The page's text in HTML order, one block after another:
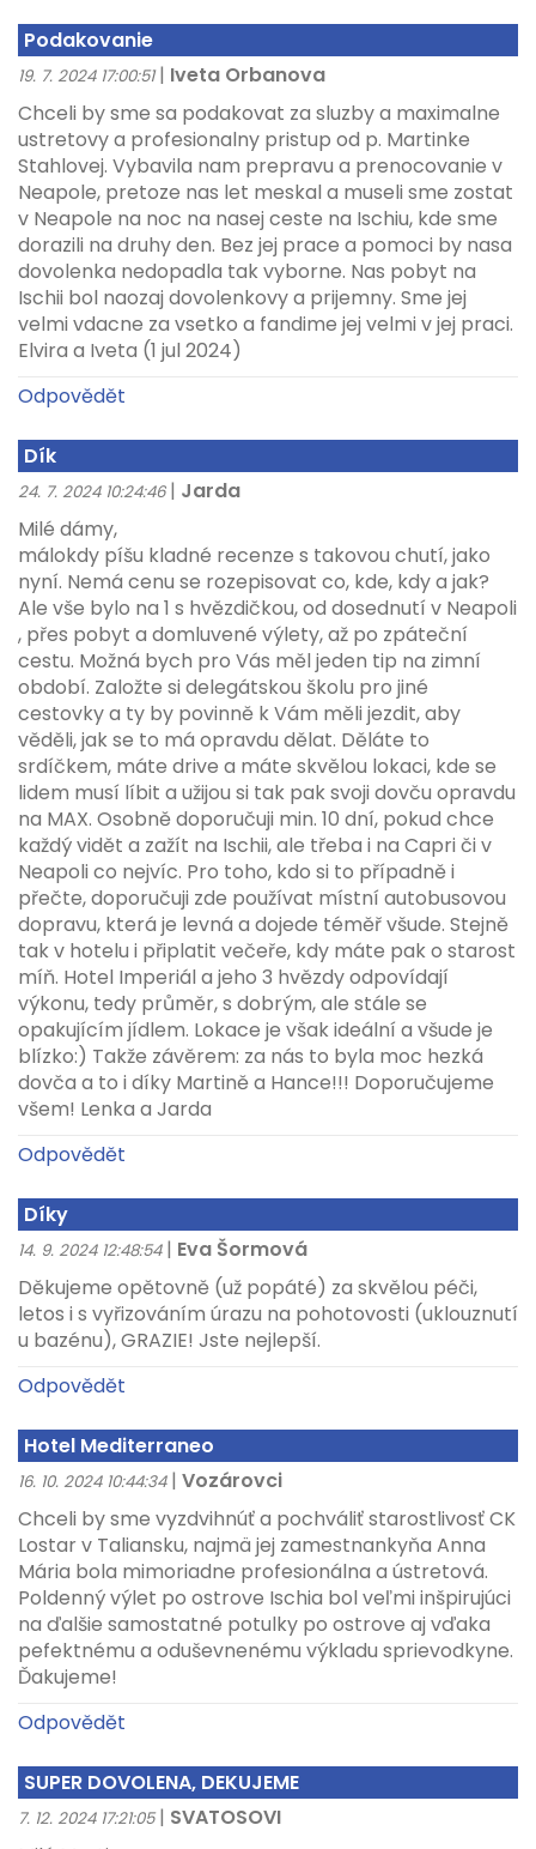
Podakovanie
19. 7. 2024 17:00:51 | Iveta Orbanova
Chceli by sme sa podakovat za sluzby a maximalne
ustretovy a profesionalny pristup od p. Martinke
Stahlovej. Vybavila nam prepravu a prenocovanie v
Neapole, pretoze nas let meskal a museli sme zostat
v Neapole na noc na nasej ceste na Ischiu, kde sme
dorazili na druhy den. Bez jej prace a pomoci by nasa
dovolenka nedopadla tak vyborne. Nas pobyt na
Ischii bol naozaj dovolenkovy a prijemny. Sme jej
velmi vdacne za vsetko a fandime jej velmi v jej praci.
Elvira a Iveta (1 jul 2024)
Odpovědět
Dík
24. 7. 2024 10:24:46 | Jarda
Milé dámy,
málokdy píšu kladné recenze s takovou chutí, jako
nyní. Nemá cenu se rozepisovat co, kde, kdy a jak?
Ale vše bylo na 1 s hvězdičkou, od dosednutí v Neapoli
, přes pobyt a domluvené výlety, až po zpáteční
cestu. Možná bych pro Vás měl jeden tip na zimní
období. Založte si delegátskou školu pro jiné
cestovky a ty by povinně k Vám měli jezdit, aby
věděli, jak se to má opravdu dělat. Děláte to
srdíčkem, máte drive a máte skvělou lokaci, kde se
lidem musí líbit a užijou si tak pak svoji dovču opravdu
na MAX. Osobně doporučuji min. 10 dní, pokud chce
každý vidět a zažít na Ischii, ale třeba i na Capri či v
Neapoli co nejvíc. Pro toho, kdo si to případně i
přečte, doporučuji zde používat místní autobusovou
dopravu, která je levná a dojede téměř všude. Stejně
tak v hotelu i připlatit večeře, kdy máte pak o starost
míň. Hotel Imperiál a jeho 3 hvězdy odpovídají
výkonu, tedy průměr, s dobrým, ale stále se
opakujícím jídlem. Lokace je však ideální a všude je
blízko:) Takže závěrem: za nás to byla moc hezká
dovča a to i díky Martině a Hance!!! Doporučujeme
všem! Lenka a Jarda
Odpovědět
Díky
14. 9. 2024 12:48:54 | Eva Šormová
Děkujeme opětovně (už popáté) za skvělou péči,
letos i s vyřizováním úrazu na pohotovosti (uklouznutí
u bazénu), GRAZIE! Jste nejlepší.
Odpovědět
Hotel Mediterraneo
16. 10. 2024 10:44:34 | Vozárovci
Chceli by sme vyzdvihnúť a pochváliť starostlivosť CK
Lostar v Taliansku, najmä jej zamestnankyňa Anna
Mária bola mimoriadne profesionálna a ústretová.
Poldenný výlet po ostrove Ischia bol veľmi inšpirujúci
na ďalšie samostatné potulky po ostrove aj vďaka
pefektnému a oduševnenému výkladu sprievodkyne.
Ďakujeme!
Odpovědět
SUPER DOVOLENA, DEKUJEME
7. 12. 2024 17:21:05 | SVATOSOVI